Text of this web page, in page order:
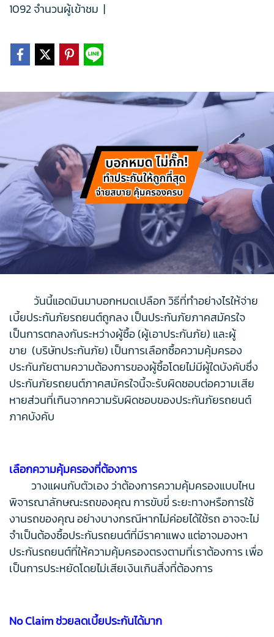
1092 จำนวนผู้เข้าชม |
วันนี้แอดมินมาบอกหมดเปลือก วิธีที่ทำอย่างไรให้จ่าย
เบี้ยประกันภัยรถยนต์ถูกลง เป็นประกันภัยภาคสมัครใจ
เป็นการตกลงกันระหว่างผู้ซื้อ (ผู้เอาประกันภัย) และผู้
ขาย (บริษัทประกันภัย) เป็นการเลือกซื้อความคุ้มครอง
ประกันภัยตามความต้องการของผู้ซื้อโดยไม่มีผู้ใดบังคับซึ่ง
ประกันภัยรถยนต์ภาคสมัครใจนี้จะรับผิดชอบต่อความเสีย
หายส่วนที่เกินจากความรับผิดชอบของประกันภัยรถยนต์
ภาคบังคับ
เลือกความคุ้มครองที่ต้องการ
วางแผนกับตัวเอง ว่าต้องการความคุ้มครองแบบไหน
พิจารณาลักษณะรถของคุณ การขับขี่ ระยะทางหรือการใช้
งานรถของคุณ อย่างบางกรณีหากไม่ค่อยได้ใช้รถ อาจจะไม่
จำเป็นต้องซื้อประกันรถยนต์ที่มีราคาแพง แต่อาจมองหา
ประกันรถยนต์ที่ให้ความคุ้มครองตรงตามที่เราต้องการ เพื่อ
เป็นการประหยัดโดยไม่เสียเงินเกินสิ่งที่ต้องการ
No Claim ช่วยลดเบี้ยประกันได้มาก